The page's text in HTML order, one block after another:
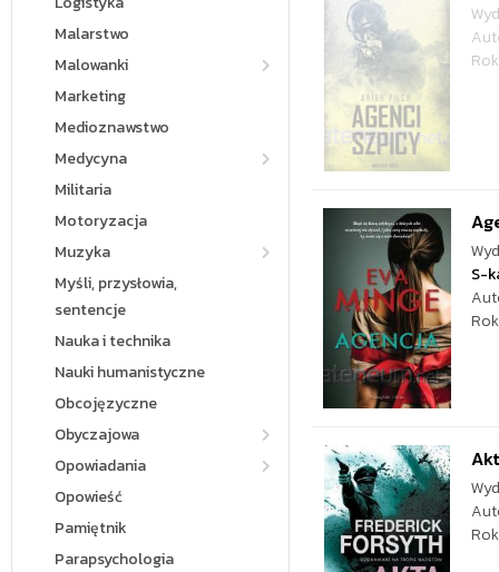
Malarstwo
Malowanki
Marketing
Medioznawstwo
Medycyna
Militaria
Motoryzacja
Muzyka
Myśli, przysłowia,
sentencje
Nauka i technika
Nauki humanistyczne
Obcojęzyczne
Obyczajowa
Opowiadania
Opowieść
Pamiętnik
Parapsychologia
S-